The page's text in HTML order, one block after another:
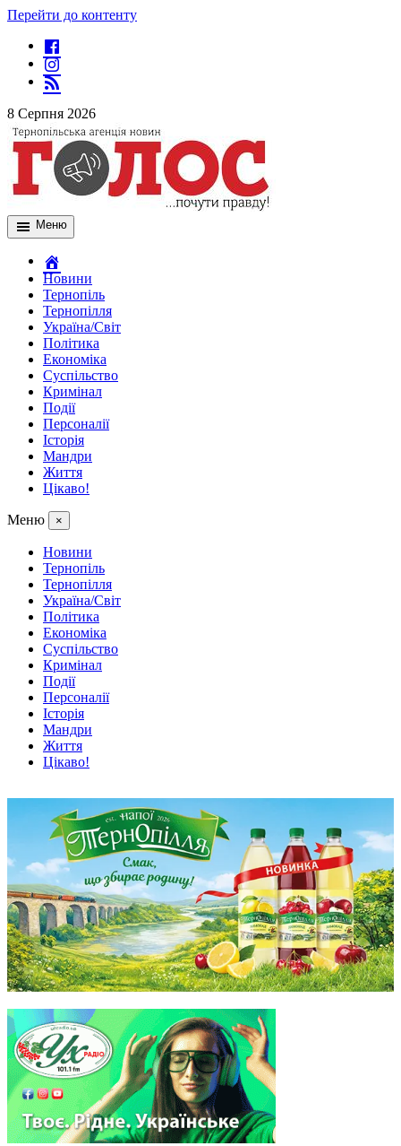
Перейти до контенту
8 Серпня 2026
Меню
Новини
Тернопіль
Тернопілля
Україна/Світ
Політика
Економіка
Суспільство
Кримінал
Події
Персоналії
Історія
Мандри
Життя
Цікаво!
Меню ×
Новини
Тернопіль
Тернопілля
Україна/Світ
Політика
Економіка
Суспільство
Кримінал
Події
Персоналії
Історія
Мандри
Життя
Цікаво!